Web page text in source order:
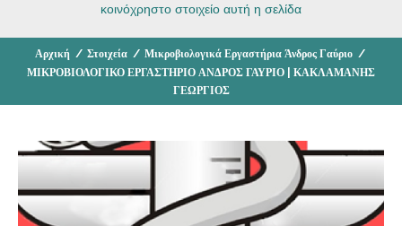
κοινόχρηστο στοιχείο αυτή η σελίδα
Αρχική / Στοιχεία / Μικροβιολογικά Εργαστήρια Άνδρος Γαύριο /
ΜΙΚΡΟΒΙΟΛΟΓΙΚΟ ΕΡΓΑΣΤΗΡΙΟ ΑΝΔΡΟΣ ΓΑΥΡΙΟ | ΚΑΚΛΑΜΑΝΗΣ
ΓΕΩΡΓΙΟΣ